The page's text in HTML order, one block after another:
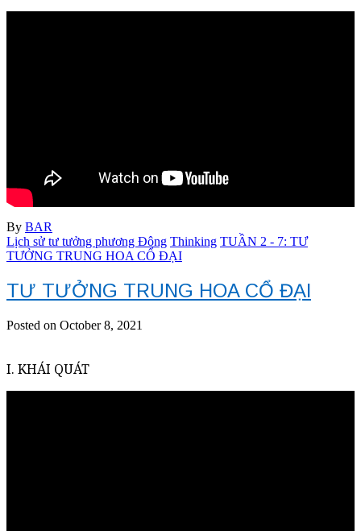
By BAR
Lịch sử tư tưởng phương Đông Thinking TUẦN 2 - 7: TƯ
TƯỞNG TRUNG HOA CỔ ĐẠI
TƯ TƯỞNG TRUNG HOA CỔ ĐẠI
Posted on October 8, 2021
I. KHÁI QUÁT